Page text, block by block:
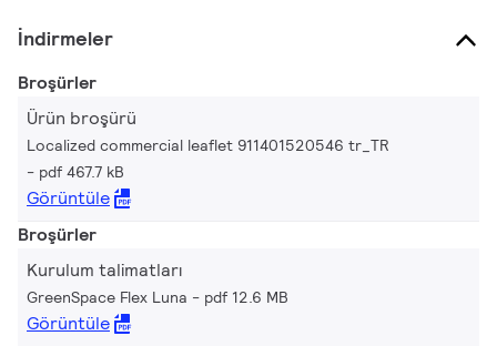
İndirmeler
Broşürler
Ürün broşürü
Localized commercial leaflet 911401520546 tr_TR
pdf 467.7 kB
Görüntüle
Broşürler
Kurulum talimatları
GreenSpace Flex Luna pdf 12.6 MB
Görüntüle